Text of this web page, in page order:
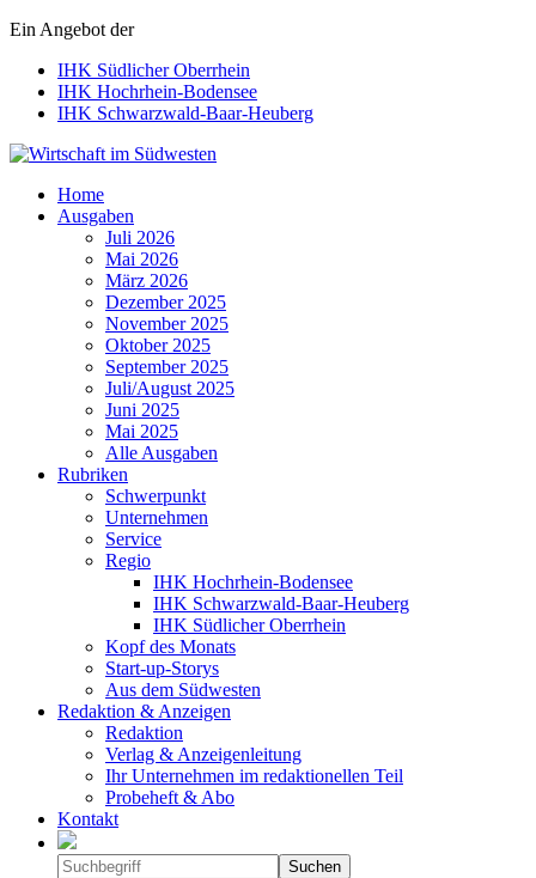
Ein Angebot der
IHK Südlicher Oberrhein
IHK Hochrhein-Bodensee
IHK Schwarzwald-Baar-Heuberg
Wirtschaft im Südwesten
Home
Ausgaben
Juli 2026
Mai 2026
März 2026
Dezember 2025
November 2025
Oktober 2025
September 2025
Juli/August 2025
Juni 2025
Mai 2025
Alle Ausgaben
Rubriken
Schwerpunkt
Unternehmen
Service
Regio
IHK Hochrhein-Bodensee
IHK Schwarzwald-Baar-Heuberg
IHK Südlicher Oberrhein
Kopf des Monats
Start-up-Storys
Aus dem Südwesten
Redaktion & Anzeigen
Redaktion
Verlag & Anzeigenleitung
Ihr Unternehmen im redaktionellen Teil
Probeheft & Abo
Kontakt